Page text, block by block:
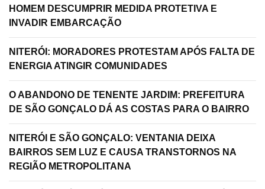
HOMEM DESCUMPRIR MEDIDA PROTETIVA E
INVADIR EMBARCAÇÃO
NITERÓI: MORADORES PROTESTAM APÓS FALTA DE
ENERGIA ATINGIR COMUNIDADES
O ABANDONO DE TENENTE JARDIM: PREFEITURA
DE SÃO GONÇALO DÁ AS COSTAS PARA O BAIRRO
NITERÓI E SÃO GONÇALO: VENTANIA DEIXA
BAIRROS SEM LUZ E CAUSA TRANSTORNOS NA
REGIÃO METROPOLITANA